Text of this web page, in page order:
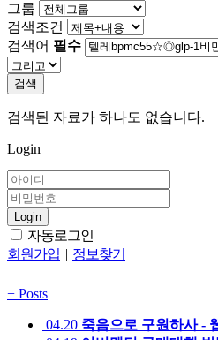
그룹
검색조건
검색어 필수
검색
검색된 자료가 하나도 없습니다.
Login
Login
자동로그인
회원가입 | 정보찾기
+ Posts
04.20 죽음으로 구원하사 -